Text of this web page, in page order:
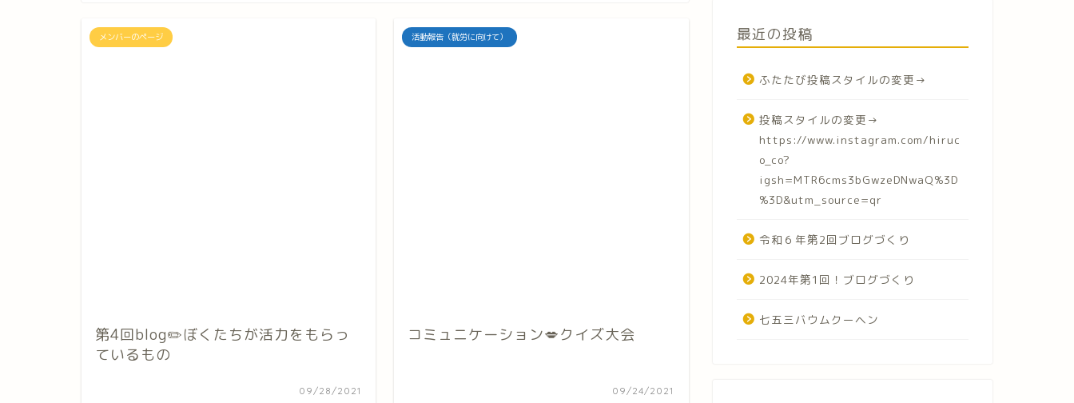
メンバーのページ
第4回blog✏️ぼくたちが活力をもらっ
ているもの
09/28/2021
活動報告（就労に向けて）
コミュニケーション💋クイズ大会
09/24/2021
最近の投稿
ふたたび投稿スタイルの変更→
投稿スタイルの変更→
https://www.instagram.com/hiruc
o_co?
igsh=MTR6cms3bGwzeDNwaQ%3D
%3D&utm_source=qr
令和６年第2回ブログづくり
2024年第1回！ブログづくり
七五三バウムクーヘン